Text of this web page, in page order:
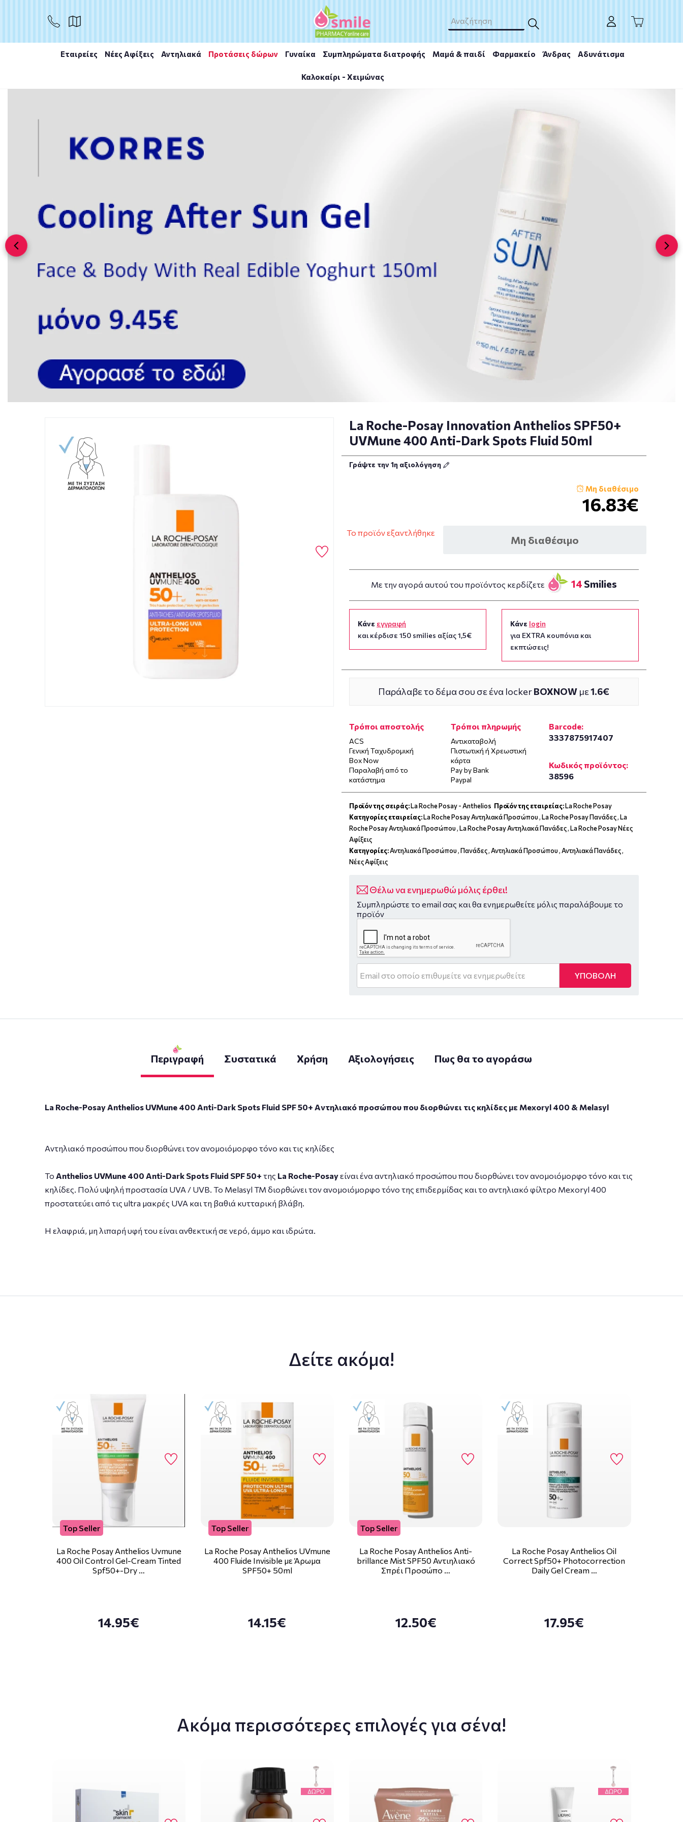
Εταιρείες Νέες Αφίξεις Αντηλιακά Προτάσεις δώρων Γυναίκα Συμπληρώματα διατροφής Μαμά & παιδί Φαρμακείο Άνδρας Αδυνάτισμα
Καλοκαίρι - Χειμώνας
La Roche-Posay Innovation Anthelios SPF50+ UVMune 400 Anti-Dark Spots Fluid 50ml
Το προϊόν εξαντλήθηκε
Μη διαθέσιμο
La Roche-Posay Innovation Anthelios SPF50+
UVMune 400 Anti-Dark Spots Fluid 50ml
Γράψτε την 1η αξιολόγηση
Μη διαθέσιμο
16.83€
Το προϊόν εξαντλήθηκε
Μη διαθέσιμο
Με την αγορά αυτού του προϊόντος κερδίζετε 14 Smilies
Κάνε εγγραφή
και κέρδισε 150 smilies αξίας 1,5€
Κάνε login
για EXTRA κουπόνια και
εκπτώσεις!
Παράλαβε το δέμα σου σε ένα lockerBOXNOW με1.6€
Τρόποι αποστολής
ACS
Γενική Ταχυδρομική
Box Now
Παραλαβή από το
κατάστημα
Τρόποι πληρωμής
Αντικαταβολή
Πιστωτική ή Χρεωστική
κάρτα
Pay by Bank
Paypal
Barcode:
3337875917407
Κωδικός προϊόντος:
38596
Προϊόν της σειράς:La Roche Posay - Anthelios Προϊόν της εταιρείας:La Roche Posay
Κατηγορίες εταιρείας:La Roche Posay Αντηλιακά Προσώπου,La Roche Posay Πανάδες,La
Roche Posay Αντηλιακά Προσώπου,La Roche Posay Αντηλιακά Πανάδες,La Roche Posay Νέες
Αφίξεις
Κατηγορίες:Αντηλιακά Προσώπου,Πανάδες,Αντηλιακά Προσώπου,Αντηλιακά Πανάδες,
Νέες Αφίξεις
Θέλω να ενημερωθώ μόλις έρθει!
Συμπληρώστε το email σας και θα ενημερωθείτε μόλις παραλάβουμε το
προϊόν
ΥΠΟΒΟΛΗ
Περιγραφή Συστατικά Χρήση Αξιολογήσεις Πως θα το αγοράσω
La Roche-Posay Anthelios UVMune 400 Anti-Dark Spots Fluid SPF 50+ Aντηλιακό προσώπου που διορθώνει τις κηλίδες με Mexoryl 400 & Melasyl
Aντηλιακό προσώπου που διορθώνει τον ανομοιόμορφο τόνο και τις κηλίδες
Το Anthelios UVMune 400 Anti-Dark Spots Fluid SPF 50+ της La Roche-Posayείναι ένα αντηλιακό προσώπου που διορθώνει τον ανομοιόμορφο τόνο και τις
κηλίδες. Πολύ υψηλή προστασία UVA / UVB. Το Melasyl TM διορθώνει τον ανομοιόμορφο τόνο της επιδερμίδας και το αντηλιακό φίλτρο Mexoryl 400
προστατεύει από τις ultra μακρές UVA και τη βαθιά κυτταρική βλάβη.
Η ελαφριά, μη λιπαρή υφή του είναι ανθεκτική σε νερό, άμμο και ιδρώτα.
Δείτε ακόμα!
Top Seller
La Roche Posay Anthelios Uvmune
400 Oil Control Gel-Cream Tinted
Spf50+-Dry …
14.95€
Top Seller
La Roche Posay Anthelios UVmune
400 Fluide Invisible με Άρωμα
SPF50+ 50ml
14.15€
Top Seller
La Roche Posay Anthelios Anti-
brillance Mist SPF50 Αντιηλιακό
Σπρέι Προσώπο …
12.50€
La Roche Posay Anthelios Oil
Correct Spf50+ Photocorrection
Daily Gel Cream …
17.95€
Ακόμα περισσότερες επιλογές για σένα!